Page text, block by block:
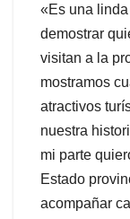
«Es una
demostrar
visitan a la
mostramos
atractivos
nuestra
mi parte
Estado
acompañar